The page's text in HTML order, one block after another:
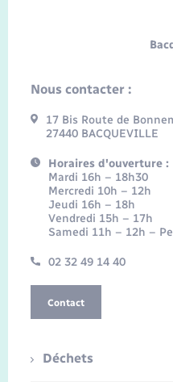
Nous contacter :
17 Bis Route de
27440 BACQUEVILLE
Horaires d'ouverture :
Mardi 16h – 18h30
Mercredi 10h – 12h
Jeudi 16h – 18h
Vendredi 15h – 17h
Samedi 11h – 12h –
02 32 49 14 40
Contact
Déchets